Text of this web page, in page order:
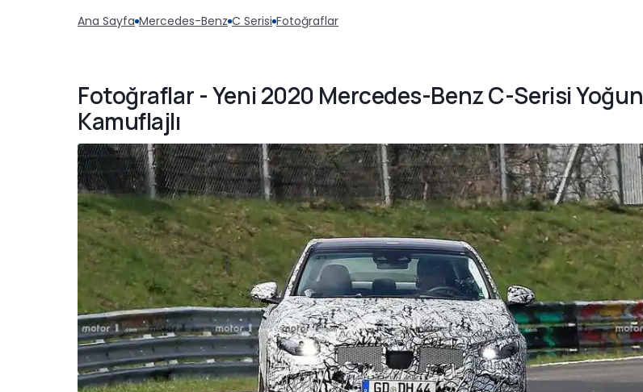
Ana Sayfa Mercedes-Benz C Serisi Fotoğraflar
Fotoğraflar - Yeni 2020 Mercedes-Benz C-Serisi Yoğun
Kamuflajlı